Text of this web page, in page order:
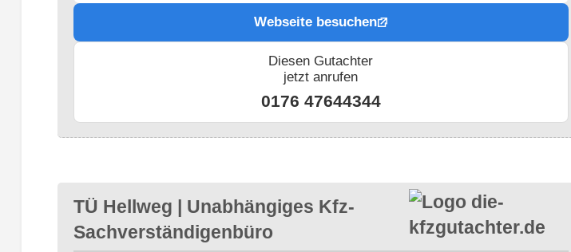
Webseite besuchen
Diesen Gutachter
jetzt anrufen
0176 47644344
TÜ Hellweg | Unabhängiges Kfz-
Sachverständigenbüro